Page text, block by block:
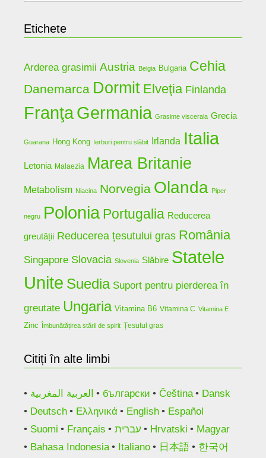
Etichete
Arderea grasimii Austria Belgia Bulgaria Cehia
Danemarca Dormit Elveţia Finlanda
FranţaGermania Grasime viscerala Grecia
Guarana Hong Kong Ierburi pentru slăbit Irlanda Italia
Letonia Malaezia Marea Britanie
Metabolism Niacina Norvegia Olanda Piper
negru Polonia Portugalia Reducerea
greutății Reducerea țesutului gras România
Singapore Slovacia Slovenia Slăbire Statele
Unite Suedia Suport pentru pierderea în
greutate Ungaria Vitamina B6 Vitamina C Vitamina E
Zinc Îmbunătățirea stării de spirit Țesutul gras
Citiți în alte limbi
العربية المغربية български Čeština
Dansk
Deutsch
Ελληνικά English
Español
Suomi
Français עברית Hrvatski
Magyar
Bahasa Indonesia
Italiano 日本語
한국어